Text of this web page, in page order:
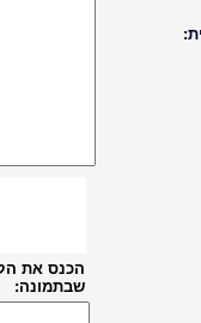
הכנס את
שבתמונה: